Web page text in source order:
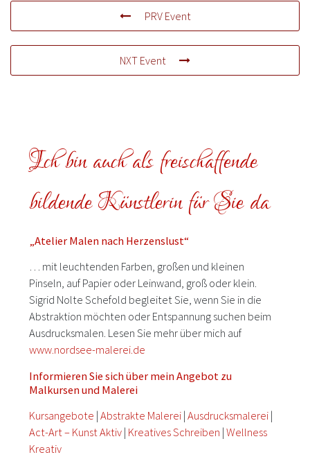
PRV Event
NXT Event
Ich bin auch als freischaffende
bildende Künstlerin für Sie da
„Atelier Malen nach Herzenslust“
… mit leuchtenden Farben, großen und kleinen
Pinseln, auf Papier oder Leinwand, groß oder klein.
Sigrid Nolte Schefold begleitet Sie, wenn Sie in die
Abstraktion möchten oder Entspannung suchen beim
Ausdrucksmalen. Lesen Sie mehr über mich auf
www.nordsee-malerei.de
Informieren Sie sich über mein Angebot zu
Malkursen und Malerei
Kursangebote |Abstrakte Malerei |Ausdrucksmalerei |
Act-Art – Kunst Aktiv | Kreatives Schreiben |Wellness
Kreativ